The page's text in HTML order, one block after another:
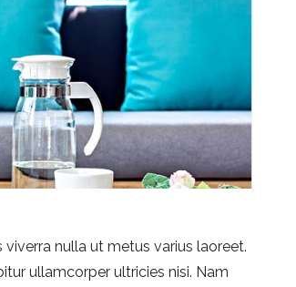
nulla ut metus varius laoreet.
ullamcorper ultricies nisi. Nam